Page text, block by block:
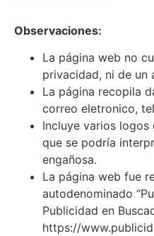
Observaciones:
La página web no
privacidad, ni de un
La página recopila
correo eletronico,
Incluye varios logos
que se podría
engañosa.
La página web fue
autodenominado
Publicidad en
https://